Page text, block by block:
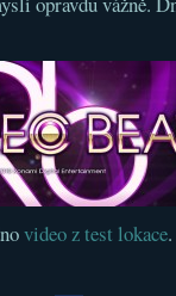
video z test lokace.